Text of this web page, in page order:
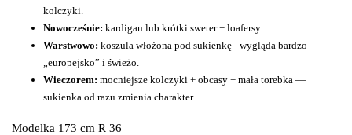
kolczyki.
Nowocześnie: kardigan lub krótki sweter + loafersy.
Warstwowo: koszula włożona pod sukienkę- wygląda bardzo
„europejsko” i świeżo.
Wieczorem: mocniejsze kolczyki + obcasy + mała torebka —
sukienka od razu zmienia charakter.
Modelka 173 cm R 36